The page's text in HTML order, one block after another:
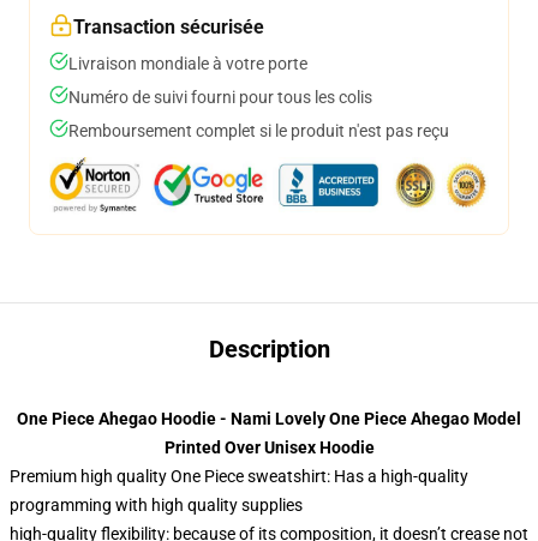
Transaction sécurisée
Livraison mondiale à votre porte
Numéro de suivi fourni pour tous les colis
Remboursement complet si le produit n'est pas reçu
Description
One Piece Ahegao Hoodie - Nami Lovely One Piece Ahegao Model
Printed Over Unisex Hoodie
Premium high quality One Piece sweatshirt: Has a high-quality
programming with high quality supplies
high-quality flexibility: because of its composition, it doesn’t crease not